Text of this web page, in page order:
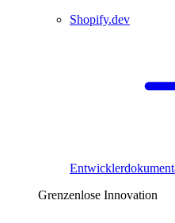
Shopify.dev
Grenzenlose Innovation